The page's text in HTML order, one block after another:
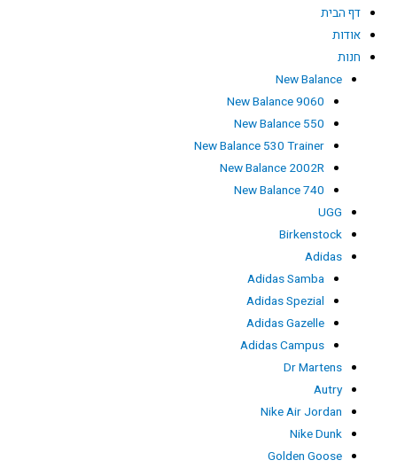
דף הבית
אודות
חנות
New Balance
New Balance 9060
New Balance 550
New Balance 530 Trainer
New Balance 2002R
New Balance 740
UGG
Birkenstock
Adidas
Adidas Samba
Adidas Spezial
Adidas Gazelle
Adidas Campus
Dr Martens
Autry
Nike Air Jordan
Nike Dunk
Golden Goose